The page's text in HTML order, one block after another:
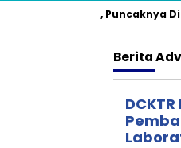
RI 2026, Puncaknya Digelar
Berita